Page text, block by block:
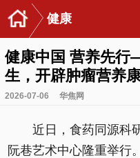
健康
健康中国 营养先
生，开辟肿瘤营养
2026-07-06 华焦网
近日，食药同源科
阮巷艺术中心隆重举行